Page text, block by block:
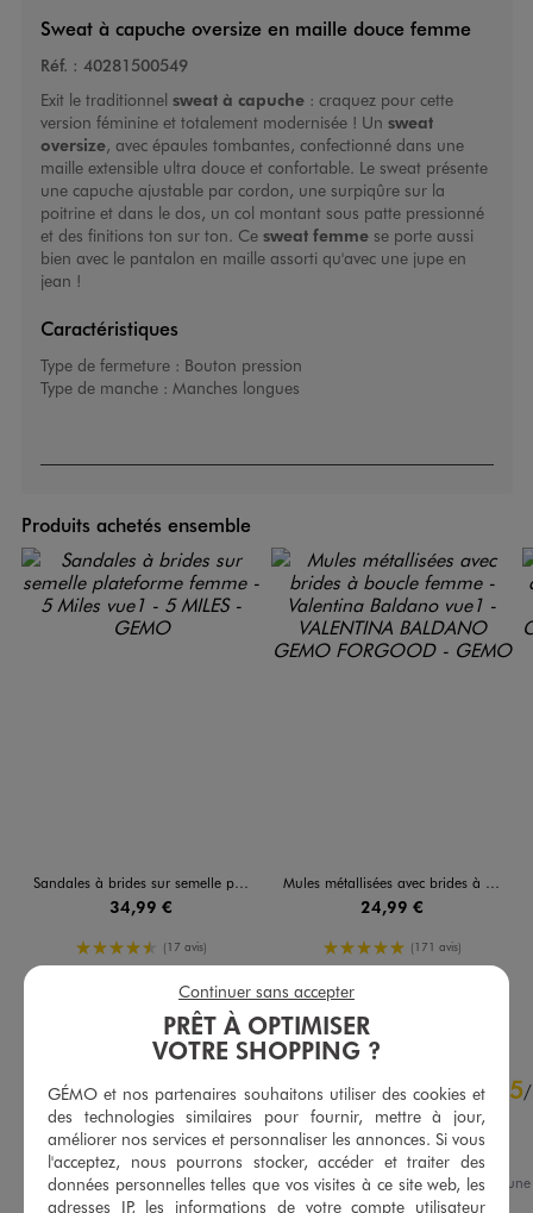
Sweat à capuche oversize en maille douce femme
Réf. : 40281500549
Exit le traditionnel sweat à capuche: craquez pour cette
version féminine et totalement modernisée ! Un sweat
oversize, avec épaules tombantes, confectionné dans une
maille extensible ultra douce et confortable. Le sweat présente
une capuche ajustable par cordon, une surpiqûre sur la
poitrine et dans le dos, un col montant sous patte pressionné
et des finitions ton sur ton. Ce sweat femmese porte aussi
bien avec le pantalon en maille assorti qu'avec une jupe en
jean !
Caractéristiques
Type de fermeture : Bouton pression
Type de manche : Manches longues
Produits achetés ensemble
Sandales à brides sur semelle plateforme femme - 5 Miles
34,99 €
4.5/5 de moyenne
(17 avis)
AU PANIER
Mules métallisées avec brides à boucle femme - Valentina Baldano
24,99 €
5/5 de moyenne
(171 avis)
4.8/5
Basé sur 27 avis soumis à un
5/
Avis vérifié et récompensé
Bien
Avis du17/07/2025 , suite à une
du
04/07/2025 par Cecile T.
PRÊT À OPTIMISER
VOTRE SHOPPING ?
GÉMO et nos partenaires souhaitons utiliser des cookies et
des technologies similaires pour fournir, mettre à jour,
améliorer nos services et personnaliser les annonces. Si vous
l'acceptez, nous pourrons stocker, accéder et traiter des
données personnelles telles que vos visites à ce site web, les
adresses IP, les informations de votre compte utilisateur
Continuer sans accepter